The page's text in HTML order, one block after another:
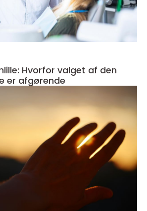
Hvorfor valget af den
er afgørende